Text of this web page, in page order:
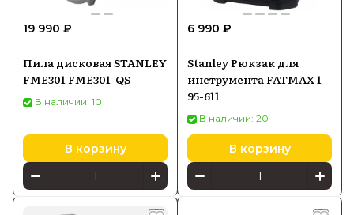
хранения)
надежный производитель, предлагая
инструменты с высоким качеством и
инновационными решениями для
удобства пользователей.
19 990 ₽
Пила дисковая STANLEY
FME301 FME301-QS
В наличии: 10
В корзину
6 990 ₽
Stanley Рюкзак для
инструмента FATMAX 1-
95-611
В наличии: 20
В корзину